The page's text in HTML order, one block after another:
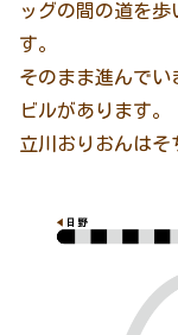
ッグの間の道を
す。
そのまま進んでい
ビルがあります。
立川おりおんはそ